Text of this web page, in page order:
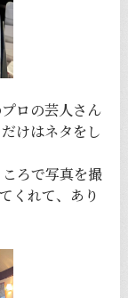
ロの芸人さん
けはネタをし
ろで写真を撮
くれて、あり